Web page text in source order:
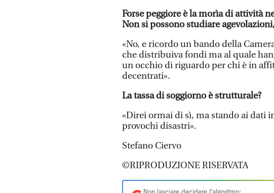
Forse peggiore è la morìa di attività
Non si possono studiare
«No, e ricordo un bando della
che distribuiva fondi ma al quale
un occhio di riguardo per chi è in
decentrati».
La tassa di soggiorno è strutturale?
«Direi ormai di sì, ma stando ai dati
provochi disastri».
Stefano Ciervo
©RIPRODUZIONE RISERVATA